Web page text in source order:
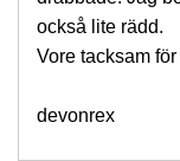
också lite rädd.
Vore tacksam för
devonrex